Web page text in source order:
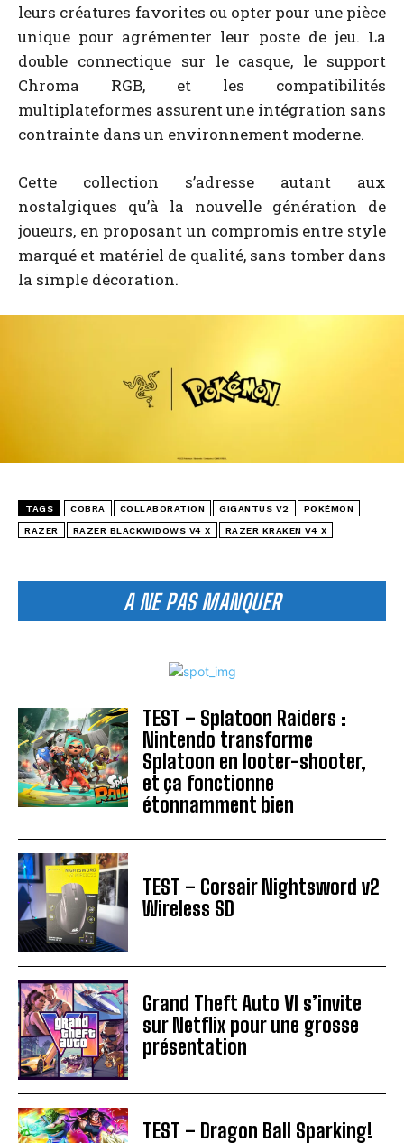
A NE PAS MANQUER
TEST – Splatoon Raiders :
Nintendo transforme
Splatoon en looter-shooter,
et ça fonctionne
étonnamment bien
TEST – Corsair Nightsword v2
Wireless SD
Grand Theft Auto VI s’invite
sur Netflix pour une grosse
présentation
TEST – Dragon Ball Sparking!
leurs créatures favorites ou opter pour une pièce
unique pour agrémenter leur poste de jeu. La
double connectique sur le casque, le support
Chroma RGB, et les compatibilités
multiplateformes assurent une intégration sans
contrainte dans un environnement moderne.
Cette collection s’adresse autant aux
nostalgiques qu’à la nouvelle génération de
joueurs, en proposant un compromis entre style
marqué et matériel de qualité, sans tomber dans
la simple décoration.
TAGS COBRA COLLABORATION GIGANTUS V2 POKÉMON
RAZER RAZER BLACKWIDOWS V4 X RAZER KRAKEN V4 X